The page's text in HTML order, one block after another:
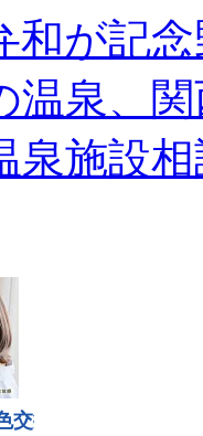
和が記
温泉、
泉施設